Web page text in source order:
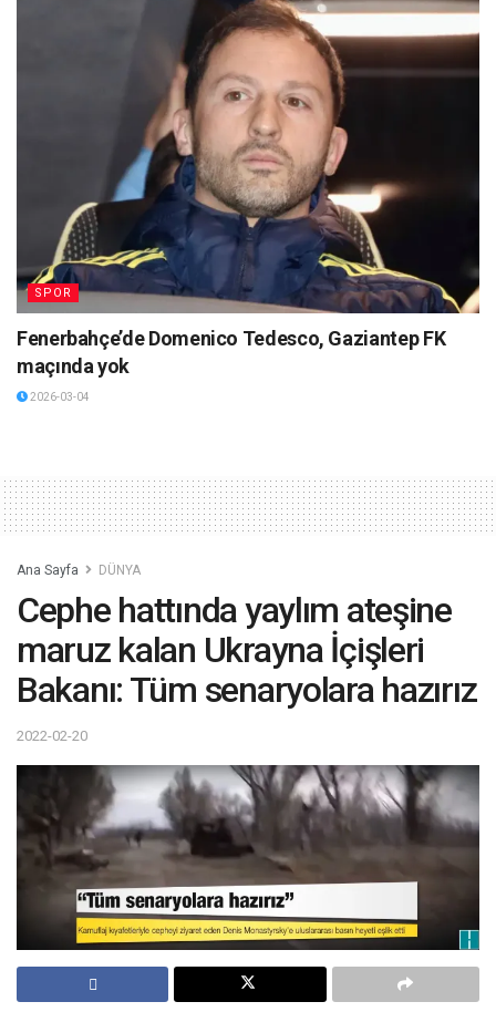
SPOR
Fenerbahçe’de Domenico Tedesco, Gaziantep FK
maçında yok
2026-03-04
Ana Sayfa DÜNYA
Cephe hattında yaylım ateşine
maruz kalan Ukrayna İçişleri
Bakanı: Tüm senaryolara hazırız
2022-02-20